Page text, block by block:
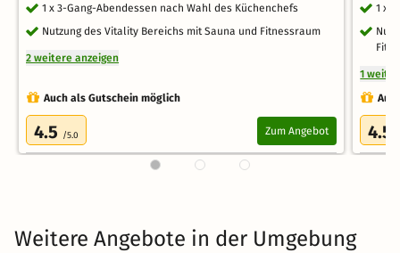
1 x 3-Gang-Abendessen nach Wahl des Küchenchefs
Nutzung des Vitality Bereichs mit Sauna und Fitnessraum
2 weitere anzeigen
Auch als Gutschein möglich
4.5 /5.0 Zum Angebot
1 x
1
4.5
Weitere Angebote in der Umgebung